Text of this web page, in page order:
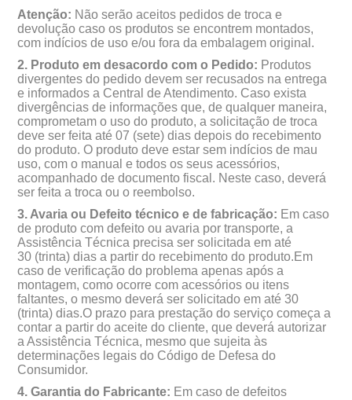
Atenção: Não serão aceitos pedidos de troca e
devolução caso os produtos se encontrem montados,
com indícios de uso e/ou fora da embalagem original.
2. Produto em desacordo com o Pedido: Produtos
divergentes do pedido devem ser recusados na entrega
e informados a Central de Atendimento. Caso exista
divergências de informações que, de qualquer maneira,
comprometam o uso do produto, a solicitação de troca
deve ser feita até 07 (sete) dias depois do recebimento
do produto. O produto deve estar sem indícios de mau
uso, com o manual e todos os seus acessórios,
acompanhado de documento fiscal. Neste caso, dever
ser feita a troca ou o reembolso.
3. Avaria ou Defeito técnico e de fabricação: Em caso
de produto com defeito ou avaria por transporte, a
Assistência Técnica precisa ser solicitada em até
30 (trinta) dias a partir do recebimento do produto.Em
caso de verificação do problema apenas após a
montagem, como ocorre com acessórios ou itens
faltantes, o mesmo deverá ser solicitado em até 30
(trinta) dias.O prazo para prestação do serviço começa a
contar a partir do aceite do cliente, que deverá autorizar
a Assistência Técnica, mesmo que sujeita às
determinações legais do Código de Defesa do
Consumidor.
4. Garantia do Fabricante: Em caso de defeitos